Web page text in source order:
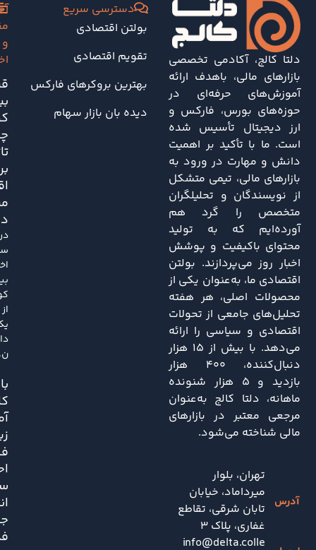
دلتا کالج، آکادمی تخصصی
بازارهای مالی، باهدف ارائه
آموزش‌های حرفه‌ای در
حوزه‌های بورس، فارکس و
ارز دیجیتال تأسیس شده
است. ما با تأکید بر اهمیت
دانش و مهارت در ورود به
بازارهای مالی، تیمی متشکل
از نویسندگان و تحلیلگران
متخصص را گرد هم
آورده‌ایم که به تولید
محتوای باکیفیت و پوشش
اخبار روز می‌پردازند. بولتن
اقتصادی ما، به‌عنوان یکی از
محصولات اصلی، هر هفته
تحلیل‌های جامعی از تحولات
اقتصادی و سیاسی را ارائه
می‌دهد. با بیش از ۱۵ هزار
دنبال‌کننده، ۴۰۰ هزار
بازدید و ۵ هزار شنونده
ماهانه، دلتا کالج به‌عنوان
مرجعی معتبر در بازارهای
مالی شناخته می‌شود.
تهران، بلوار
میرداماد، خیابان
تابان شرقی، تقاطع
غفاری، پلاک 3
info@delta.colle
دسترسی سریع
بولتن اقتصادی
تقویم اقتصادی
بهترین بروکرهای فارکس
دیده بان بازار سهام
و
بر
در
از